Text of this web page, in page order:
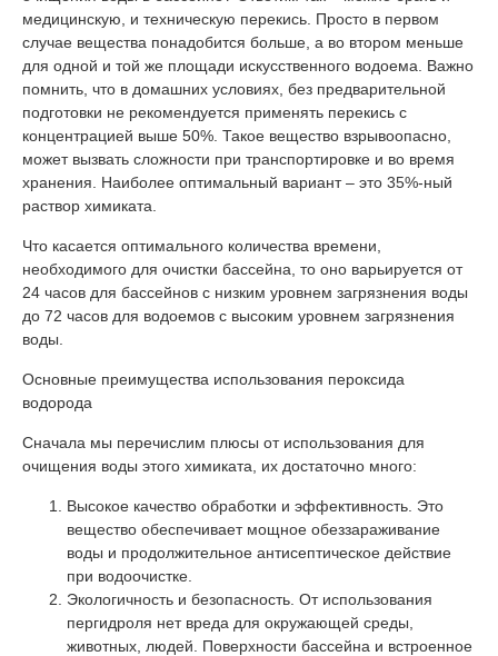
медицинскую, и техническую перекись. Просто в первом
случае вещества понадобится больше, а во втором меньше
для одной и той же площади искусственного водоема. Важно
помнить, что в домашних условиях, без предварительной
подготовки не рекомендуется применять перекись с
концентрацией выше 50%. Такое вещество взрывоопасно,
может вызвать сложности при транспортировке и во время
хранения. Наиболее оптимальный вариант – это 35%-ный
раствор химиката.
Что касается оптимального количества времени,
необходимого для очистки бассейна, то оно варьируется от
24 часов для бассейнов с низким уровнем загрязнения воды
до 72 часов для водоемов с высоким уровнем загрязнения
воды.
Основные преимущества использования пероксида
водорода
Сначала мы перечислим плюсы от использования для
очищения воды этого химиката, их достаточно много:
Высокое качество обработки и эффективность. Это
вещество обеспечивает мощное обеззараживание
воды и продолжительное антисептическое действие
при водоочистке.
Экологичность и безопасность. От использования
пергидроля нет вреда для окружающей среды,
животных, людей. Поверхности бассейна и встроенное